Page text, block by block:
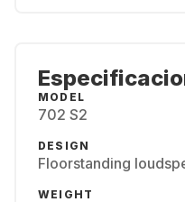
MODEL
702 S2
DESIGN
Floorstanding
WEIGHT